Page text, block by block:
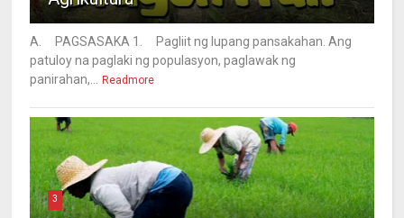
A. PAGSASAKA 1. Pagliit ng lupang pansakahan. Ang
patuloy na paglaki ng populasyon, paglawak ng
panirahan,...
Readmore
3